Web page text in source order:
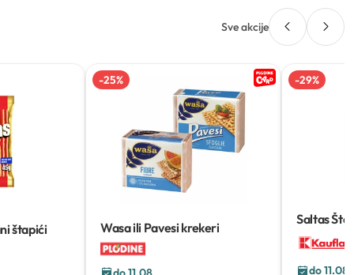
Sve akcije
štapići
-25%
Wasa ili Pavesi krekeri
-29%
Saltas
do 11.08